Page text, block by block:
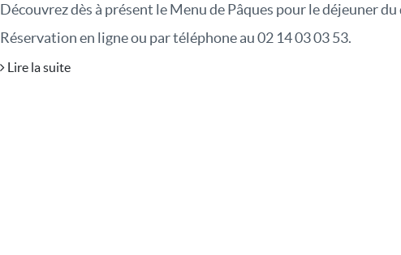
Découvrez dès à présent le Menu de Pâques pour le déjeuner
Réservation en ligne ou par téléphone au 02 14 03 03 53.
Lire la suite